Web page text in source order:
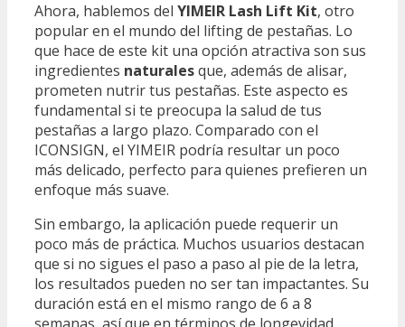
Ahora, hablemos del YIMEIR Lash Lift Kit, otro
popular en el mundo del lifting de pestañas. Lo
que hace de este kit una opción atractiva son sus
ingredientes naturalesque, además de alisar,
prometen nutrir tus pestañas. Este aspecto es
fundamental si te preocupa la salud de tus
pestañas a largo plazo. Comparado con el
ICONSIGN, el YIMEIR podría resultar un poco
más delicado, perfecto para quienes prefieren un
enfoque más suave.
Sin embargo, la aplicación puede requerir un
poco más de práctica. Muchos usuarios destacan
que si no sigues el paso a paso al pie de la letra,
los resultados pueden no ser tan impactantes. Su
duración está en el mismo rango de 6 a 8